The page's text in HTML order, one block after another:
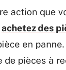
action que
achetez des
en
pièces à